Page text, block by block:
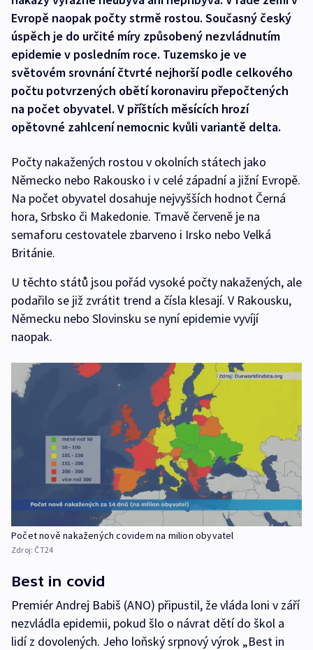
Evropě naopak počty strmě rostou. Současný český
úspěch je do určité míry způsobený nezvládnutím
epidemie v posledním roce. Tuzemsko je ve
světovém srovnání čtvrté nejhorší podle celkového
počtu potvrzených obětí koronaviru přepočtených
na počet obyvatel. V příštích měsících hrozí
opětovné zahlcení nemocnic kvůli variantě delta.
Počty nakažených rostou v okolních státech jako
Německo nebo Rakousko i v celé západní a jižní Evropě.
Na počet obyvatel dosahuje nejvyšších hodnot Černá
hora, Srbsko či Makedonie. Tmavě červeně je na
semaforu cestovatele zbarveno i Irsko nebo Velká
Británie.
U těchto států jsou pořád vysoké počty nakažených, ale
podařilo se již zvrátit trend a čísla klesají. V Rakousku,
Německu nebo Slovinsku se nyní epidemie vyvíjí
naopak.
Počet nově nakažených covidem na milion obyvatel
Zdroj: ČT24
Best in covid
Premiér Andrej Babiš (ANO) připustil, že vláda loni v září
nezvládla epidemii, pokud šlo o návrat dětí do škol a
lidí z dovolených. Jeho loňský srpnový výrok „Best in